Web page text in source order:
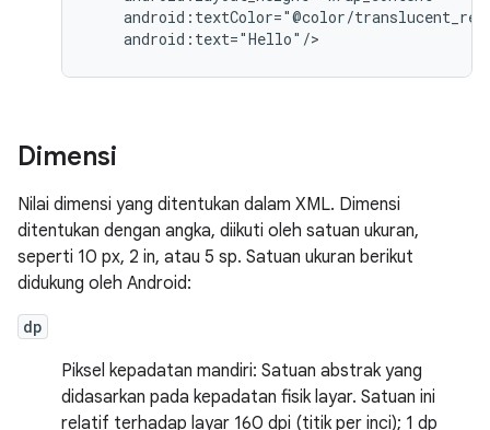
android:text="Hello"/>
Dimensi
Nilai dimensi yang ditentukan dalam XML. Dimensi
ditentukan dengan angka, diikuti oleh satuan ukuran,
seperti 10 px, 2 in, atau 5 sp. Satuan ukuran berikut
didukung oleh Android:
dp
Piksel kepadatan mandiri: Satuan abstrak yang
didasarkan pada kepadatan fisik layar. Satuan ini
relatif terhadap layar 160 dpi (titik per inci); 1 dp